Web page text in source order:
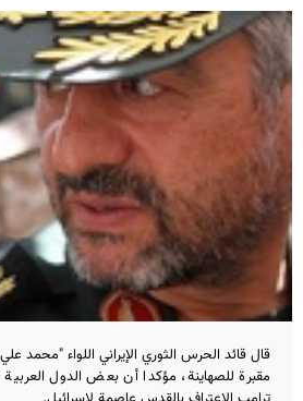
قال قائد الحرس الثوري الإيراني اللواء
مقبرة للصهاينة، مؤكدا أن بعض الدول